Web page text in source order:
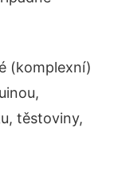
(komplexní)
těstoviny,